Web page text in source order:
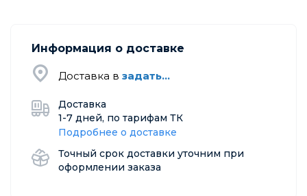
Информация о доставке
Доставка в задать...
Доставка
1-7 дней, по тарифам ТК
Подробнее о доставке
Точный срок доставки уточним при
оформлении заказа